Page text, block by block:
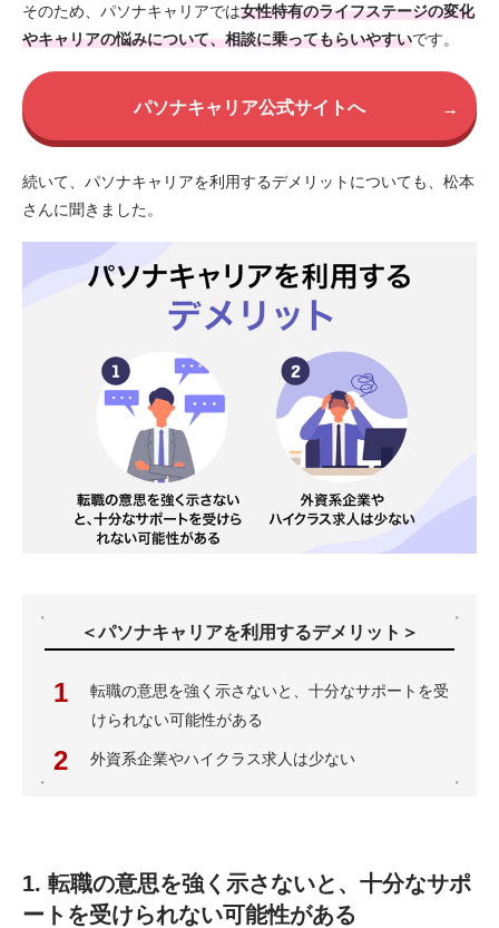
そのため、パソナキャリアでは女性特有のライフステージの変化
やキャリアの悩みについて、相談に乗ってもらいやすいです。
パソナキャリア公式サイトへ →
続いて、パソナキャリアを利用するデメリットについても、松本
さんに聞きました。
＜パソナキャリアを利用するデメリット＞
転職の意思を強く示さないと、十分なサポートを受
けられない可能性がある
外資系企業やハイクラス求人は少ない
1. 転職の意思を強く示さないと、十分なサポ
ートを受けられない可能性がある